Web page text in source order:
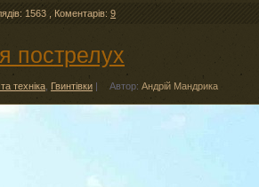
1563 Коментарів: 9
пострелух
техніка Гвинтівки | Автор: Андрій Мандрика